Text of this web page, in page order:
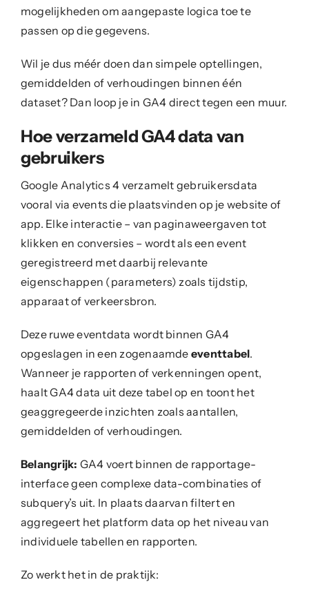
mogelijkheden om aangepaste logica toe te
passen op die gegevens.
Wil je dus méér doen dan simpele optellingen,
gemiddelden of verhoudingen binnen één
dataset? Dan loop je in GA4 direct tegen een muur.
Hoe verzameld GA4 data van
gebruikers
Google Analytics 4 verzamelt gebruikersdata
vooral via events die plaatsvinden op je website of
app. Elke interactie – van paginaweergaven tot
klikken en conversies – wordt als een event
geregistreerd met daarbij relevante
eigenschappen (parameters) zoals tijdstip,
apparaat of verkeersbron.
Deze ruwe eventdata wordt binnen GA4
opgeslagen in een zogenaamde eventtabel.
Wanneer je rapporten of verkenningen opent,
haalt GA4 data uit deze tabel op en toont het
geaggregeerde inzichten zoals aantallen,
gemiddelden of verhoudingen.
Belangrijk: GA4 voert binnen de rapportage-
interface geen complexe data-combinaties of
subquery’s uit. In plaats daarvan filtert en
aggregeert het platform data op het niveau van
individuele tabellen en rapporten.
Zo werkt het in de praktijk: